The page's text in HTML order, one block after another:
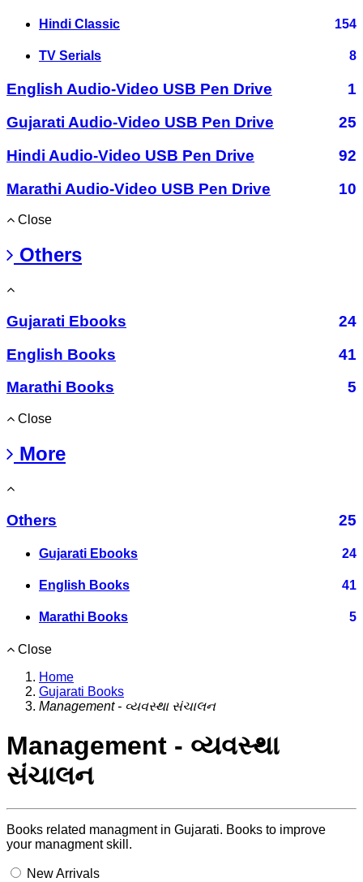
Hindi Classic 154
TV Serials 8
English Audio-Video USB Pen Drive
1
Gujarati Audio-Video USB Pen Drive
25
Hindi Audio-Video USB Pen Drive
92
Marathi Audio-Video USB Pen Drive
10
Close
Others
Gujarati Ebooks
24
English Books
41
Marathi Books
5
Close
More
Others 25
Gujarati Ebooks 24
English Books 41
Marathi Books 5
Close
Home
Gujarati Books
Management - વ્યવસ્થા સંચાલન
Management - વ્યવસ્થા
સંચાલન
Books related managment in Gujarati. Books to improve
your managment skill.
New Arrivals